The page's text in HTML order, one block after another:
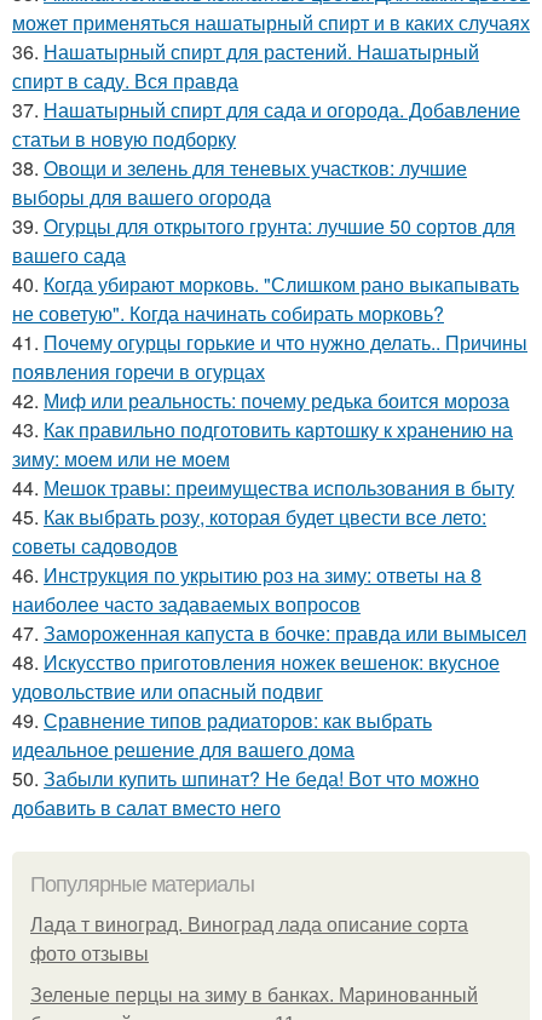
может применяться нашатырный спирт и в каких случаях
36. Нашатырный спирт для растений. Нашатырный
спирт в саду. Вся правда
37. Нашатырный спирт для сада и огорода. Добавление
статьи в новую подборку
38. Овощи и зелень для теневых участков: лучшие
выборы для вашего огорода
39. Огурцы для открытого грунта: лучшие 50 сортов для
вашего сада
40. Когда убирают морковь. "Слишком рано выкапывать
не советую". Когда начинать собирать морковь?
41. Почему огурцы горькие и что нужно делать.. Причины
появления горечи в огурцах
42. Миф или реальность: почему редька боится мороза
43. Как правильно подготовить картошку к хранению на
зиму: моем или не моем
44. Мешок травы: преимущества использования в быту
45. Как выбрать розу, которая будет цвести все лето:
советы садоводов
46. Инструкция по укрытию роз на зиму: ответы на 8
наиболее часто задаваемых вопросов
47. Замороженная капуста в бочке: правда или вымысел
48. Искусство приготовления ножек вешенок: вкусное
удовольствие или опасный подвиг
49. Сравнение типов радиаторов: как выбрать
идеальное решение для вашего дома
50. Забыли купить шпинат? Не беда! Вот что можно
добавить в салат вместо него
Популярные материалы
Лада т виноград. Виноград лада описание сорта
фото отзывы
Зеленые перцы на зиму в банках. Маринованный